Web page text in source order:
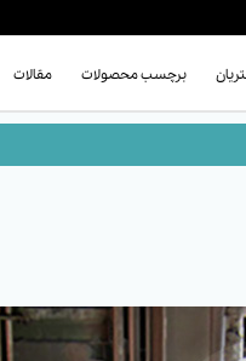
برچسب محصولات مقالات